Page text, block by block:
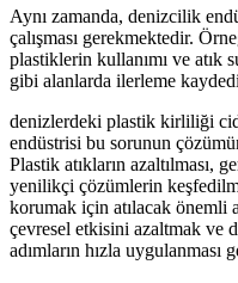
Aynı zamanda, denizcilik
çalışması gerekmektedir.
plastiklerin kullanımı ve atık
gibi alanlarda ilerleme
denizlerdeki plastik kirliliği
endüstrisi bu sorunun
Plastik atıkların azaltılması,
yenilikçi çözümlerin
korumak için atılacak önemli
çevresel etkisini azaltmak ve
adımların hızla uygulanması